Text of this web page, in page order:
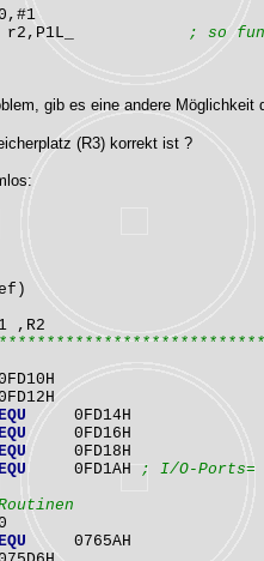
; so
gib es eine andere Möglichkeit
(R3) korrekt ist ?
,R2
0FD14H
0FD16H
0FD18H
0FD1AH ; I/O-
0765AH